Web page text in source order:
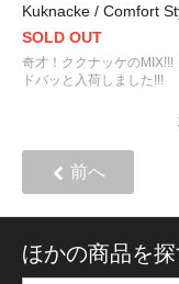
Kuknacke / Comfort
SOLD OUT
奇才！ククナッケのMIX!!!
ドバッと入荷しました!!!
前へ
ほかの商品を